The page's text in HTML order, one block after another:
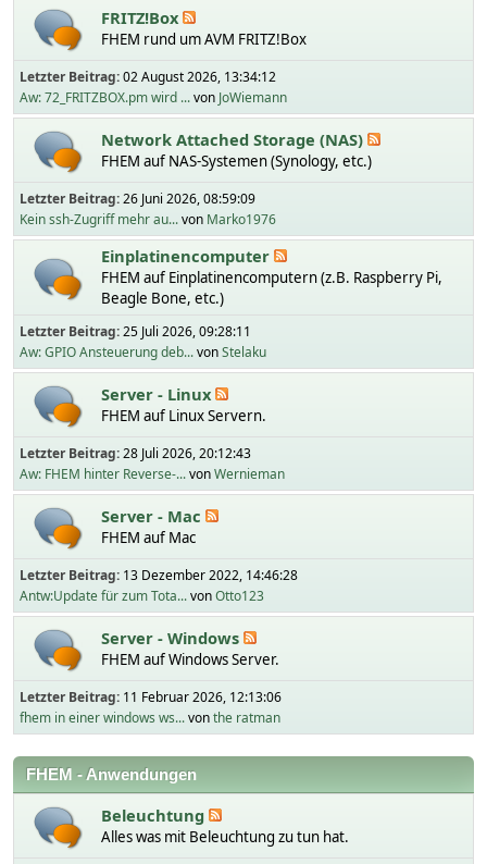
FRITZ!Box
FHEM rund um AVM FRITZ!Box
Letzter Beitrag:02 August 2026, 13:34:12
Aw: 72_FRITZBOX.pm wird ...von JoWiemann
Network Attached Storage (NAS)
FHEM auf NAS-Systemen (Synology, etc.)
Letzter Beitrag:26 Juni 2026, 08:59:09
Kein ssh-Zugriff mehr au...von Marko1976
Einplatinencomputer
FHEM auf Einplatinencomputern (z.B. Raspberry Pi,
Beagle Bone, etc.)
Letzter Beitrag:25 Juli 2026, 09:28:11
Aw: GPIO Ansteuerung deb...vonStelaku
Server - Linux
FHEM auf Linux Servern.
Letzter Beitrag:28 Juli 2026, 20:12:43
Aw: FHEM hinter Reverse-...vonWernieman
Server - Mac
FHEM auf Mac
Letzter Beitrag: 13 Dezember 2022, 14:46:28
Antw:Update für zum Tota...vonOtto123
Server - Windows
FHEM auf Windows Server.
Letzter Beitrag: 11 Februar 2026, 12:13:06
fhem in einer windows ws...vonthe ratman
FHEM - Anwendungen
Beleuchtung
Alles was mit Beleuchtung zu tun hat.